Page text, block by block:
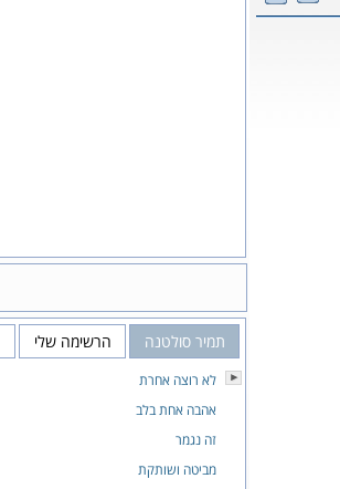
תמיר סולטנה הרשימה שלי
לא רוצה אחרת
אהבה אחת בלב
זה נגמר
מביטה ושותקת